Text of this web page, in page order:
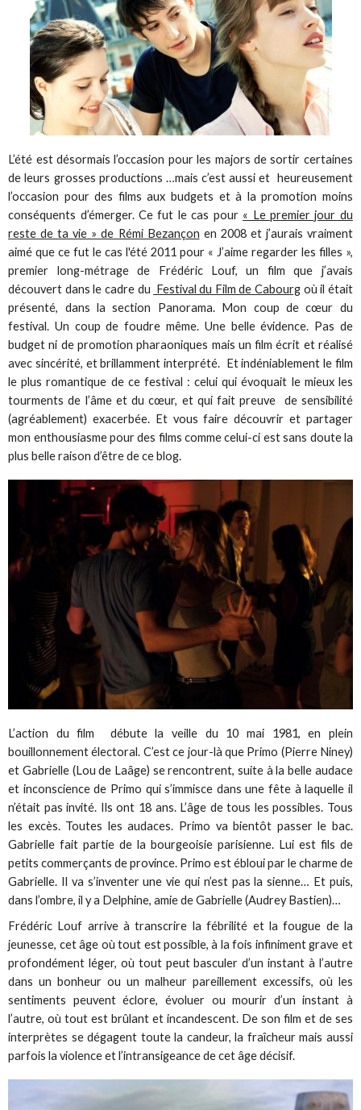
L’été est désormais l’occasion pour les majors de sortir certaines
de leurs grosses productions …mais c’est aussi et heureusement
l’occasion pour des films aux budgets et à la promotion moins
conséquents d’émerger. Ce fut le cas pour « Le premier jour du
reste de ta vie » de Rémi Bezançon en 2008 et j’aurais vraiment
aimé que ce fut le cas l'été 2011 pour « J’aime regarder les filles »,
premier long-métrage de Frédéric Louf, un film que j’avais
découvert dans le cadre du Festival du Film de Cabourg où il était
présenté, dans la section Panorama. Mon coup de cœur du
festival. Un coup de foudre même. Une belle évidence. Pas de
budget ni de promotion pharaoniques mais un film écrit et réalisé
avec sincérité, et brillamment interprété. Et indéniablement le film
le plus romantique de ce festival : celui qui évoquait le mieux les
tourments de l’âme et du cœur, et qui fait preuve de sensibilité
(agréablement) exacerbée. Et vous faire découvrir et partager
mon enthousiasme pour des films comme celui-ci est sans doute la
plus belle raison d’être de ce blog.
L’action du film débute la veille du 10 mai 1981, en plein
bouillonnement électoral. C’est ce jour-là que Primo (Pierre Niney)
et Gabrielle (Lou de Laâge) se rencontrent, suite à la belle audace
et inconscience de Primo qui s’immisce dans une fête à laquelle il
n’était pas invité. Ils ont 18 ans. L’âge de tous les possibles. Tous
les excès. Toutes les audaces. Primo va bientôt passer le bac.
Gabrielle fait partie de la bourgeoisie parisienne. Lui est fils de
petits commerçants de province. Primo est ébloui par le charme de
Gabrielle. Il va s’inventer une vie qui n’est pas la sienne… Et puis,
dans l’ombre, il y a Delphine, amie de Gabrielle (Audrey Bastien)…
Frédéric Louf arrive à transcrire la fébrilité et la fougue de la
jeunesse, cet âge où tout est possible, à la fois infiniment grave et
profondément léger, où tout peut basculer d’un instant à l’autre
dans un bonheur ou un malheur pareillement excessifs, où les
sentiments peuvent éclore, évoluer ou mourir d’un instant à
l’autre, où tout est brûlant et incandescent. De son film et de ses
interprètes se dégagent toute la candeur, la fraîcheur mais aussi
parfois la violence et l’intransigeance de cet âge décisif.